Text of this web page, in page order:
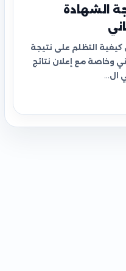
الشهادة
التظلم على نتيجة
2026 الترم الثاني وخاصة مع إعلان نتائج
ال…